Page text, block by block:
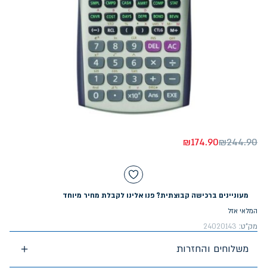
₪244.90
₪174.90
מעוניינים ברכישה קבוצתית? פנו אלינו לקבלת מחיר מיוחד
המלאי אזל
מק"ט: 24020143
משלוחים והחזרות